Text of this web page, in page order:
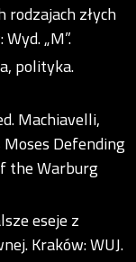
rodzajach złych
„M”.
polityka.
Machiavelli,
Moses Defending
the Warburg
eseje z
Kraków: WUJ.